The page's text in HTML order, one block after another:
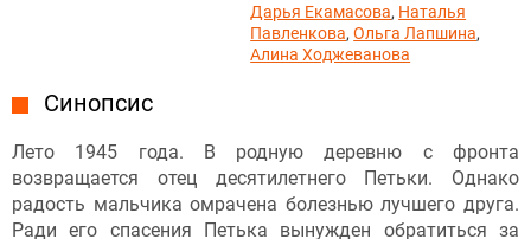
Дарья Екамасова, Наталья
Павленкова,Ольга Лапшина,
Алина Ходжеванова
Синопсис
Лето 1945 года. В родную деревню с фронта
возвращается отец десятилетнего Петьки. Однако
радость мальчика омрачена болезнью лучшего друга.
Ради его спасения Петька вынужден обратиться за